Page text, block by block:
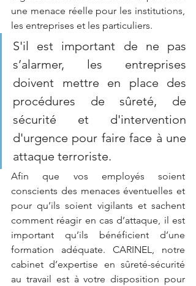
une menace réelle pour les institutions,
les entreprises et les particuliers.
S'il est important de ne pas
s’alarmer, les entreprises
doivent mettre en place des
procédures de sûreté, de
sécurité et d'intervention
d'urgence pour faire face à une
attaque terroriste.
Afin que vos employés soient
conscients des menaces éventuelles et
pour qu’ils soient vigilants et sachent
comment réagir en cas d’attaque, il est
important qu’ils bénéficient d’une
formation adéquate. CARINEL, notre
cabinet d’expertise en sûreté-sécurité
au travail est à votre disposition pour